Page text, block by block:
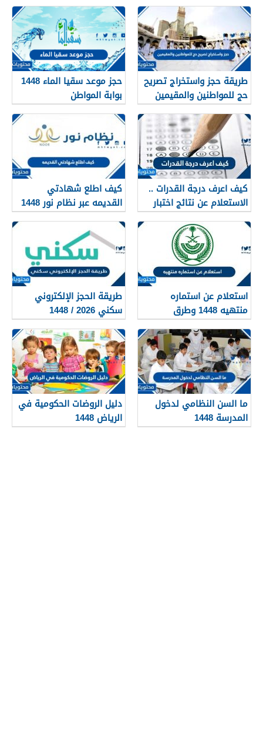
طريقة حجز واستخراج تصريح
حج للمواطنين والمقيمين
1448
حجز موعد سقيا الماء 1448
بوابة المواطن
كيف اعرف درجة القدرات ..
الاستعلام عن نتائج اختبار
القدرات 1448
كيف اطلع شهادتي
القديمه عبر نظام نور 1448
استعلام عن استماره
منتهيه 1448 وطرق
تجديدها
طريقة الحجز الإلكتروني
سكني 2026 / 1448
بالتفصيل
ما السن النظامي لدخول
المدرسة 1448
دليل الروضات الحكومية في
الرياض 1448